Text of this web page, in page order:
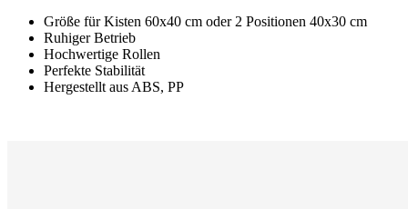
Größe für Kisten 60x40 cm oder 2 Positionen 40x30 cm
Ruhiger Betrieb
Hochwertige Rollen
Perfekte Stabilität
Hergestellt aus ABS, PP